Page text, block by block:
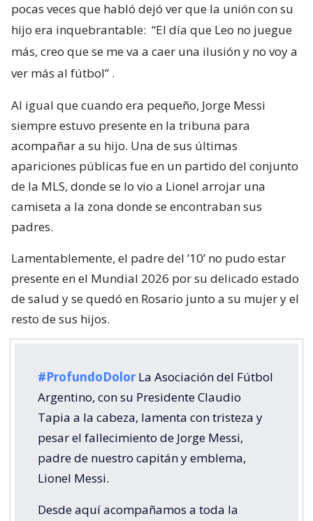
pocas veces que habló dejó ver que la unión con su
hijo era inquebrantable: “El día que Leo no juegue
más, creo que se me va a caer una ilusión y no voy a
ver más al fútbol” .
Al igual que cuando era pequeño, Jorge Messi
siempre estuvo presente en la tribuna para
acompañar a su hijo. Una de sus últimas
apariciones públicas fue en un partido del conjunto
de la MLS, donde se lo vio a Lionel arrojar una
camiseta a la zona donde se encontraban sus
padres.
Lamentablemente, el padre del ’10’ no pudo estar
presente en el Mundial 2026 por su delicado estado
de salud y se quedó en Rosario junto a su mujer y el
resto de sus hijos.
#ProfundoDolor La Asociación del Fútbol
Argentino, con su Presidente Claudio
Tapia a la cabeza, lamenta con tristeza y
pesar el fallecimiento de Jorge Messi,
padre de nuestro capitán y emblema,
Lionel Messi.
Desde aquí acompañamos a toda la